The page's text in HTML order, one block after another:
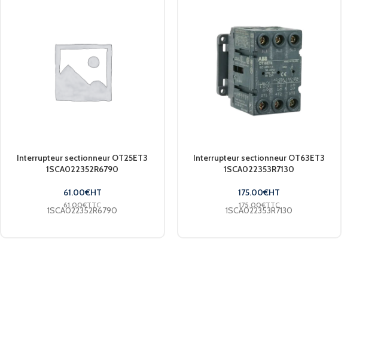
1500
CCC
Interrupteur sectionneur OT25ET3
1SCA022352R6790
61.00€HT
61.00€TTC
1SCA022352R6790
Interrupteur sectionneur OT63ET3
1SCA022353R7130
175.00€HT
175.00€TTC
1SCA022353R7130